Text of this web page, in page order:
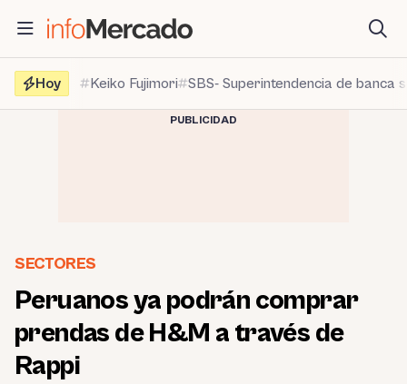
contenido
Hoy
Keiko Fujimori SBS- Superintendencia de banca
PUBLICIDAD
SECTORES
Peruanos ya podrán comprar
prendas de H&M a través de
Rappi